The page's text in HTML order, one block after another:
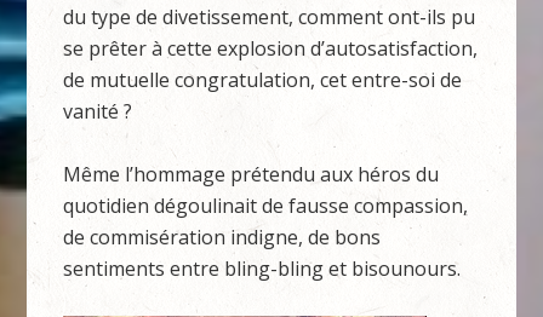
du type de divetissement, comment ont-ils pu
se prêter à cette explosion d’autosatisfaction,
de mutuelle congratulation, cet entre-soi de
vanité ?
Même l’hommage prétendu aux héros du
quotidien dégoulinait de fausse compassion,
de commisération indigne, de bons
sentiments entre bling-bling et bisounours.